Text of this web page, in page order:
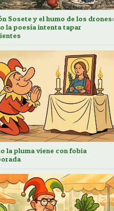
Sosete y el humo de los drones:
la poesía intenta tapar
la pluma viene con fobia